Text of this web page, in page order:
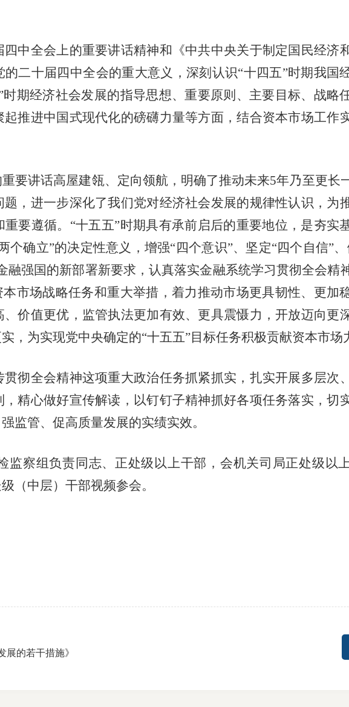
中全会上的重要讲话精神和 《中共中央关于制定国民经济
的二十届四中全会的重大意义，深刻认识“十四五”时期我国
期经济社会发展的指导思想、重要原则、主要目标、战略
推进中国式现代化的磅礴力量等方面，结合资本市场工作
要讲话高屋建瓴、定向领航，明确了推动未来5年乃至更长
题 ，进一步深化了我们党对经济社会发展的规律性认识，为
要遵循。“十五五”时期具有承前启后的重要地位，是夯实
个确立”的决定性意义，增强“四个意识”、坚定“四个自信”
融强国的新部署新要求，认真落实金融系统学习贯彻全会精
市场战略任务和重大举措 ，着力推动市场更具韧性、更加
价值更优， 监管执法更加有效、更具震慑力，开放迈向更
，为实现党中央确定的“十五五”目标任务积极贡献资本市场
贯彻全会精神这项重大政治任务抓紧抓实， 扎实开展多层次
精心做好宣传解读，以钉钉子精神抓好各项任务落实，切
监管、促高质量发展的实绩实效。
监察组负责同志、正处级以上干部 ， 会机关司局正处级以
（中层）干部视频参会。
的若干措施》